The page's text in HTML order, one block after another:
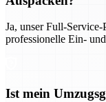
Ja, unser Full-Service-
professionelle Ein-
Ist mein